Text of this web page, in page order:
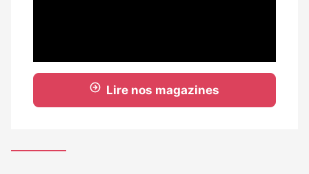
Lire nos magazines